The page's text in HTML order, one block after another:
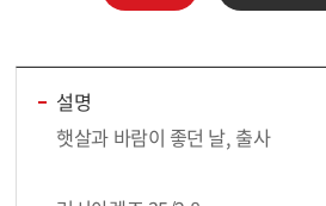
설명
햇살과 바람이 좋던 날, 출사